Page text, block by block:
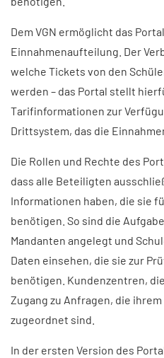
Dem VGN ermöglicht das
Einnahmenaufteilung. Der
welche Tickets von den
werden – das Portal stellt
Tarifinformationen zur
Drittsystem, das die
Die Rollen und Rechte des
dass alle Beteiligten
Informationen haben, die sie
benötigen. So sind die
Mandanten angelegt und
Daten einsehen, die sie zur
benötigen. Kundenzentren,
Zugang zu Anfragen, die
zugeordnet sind.
In der ersten Version des